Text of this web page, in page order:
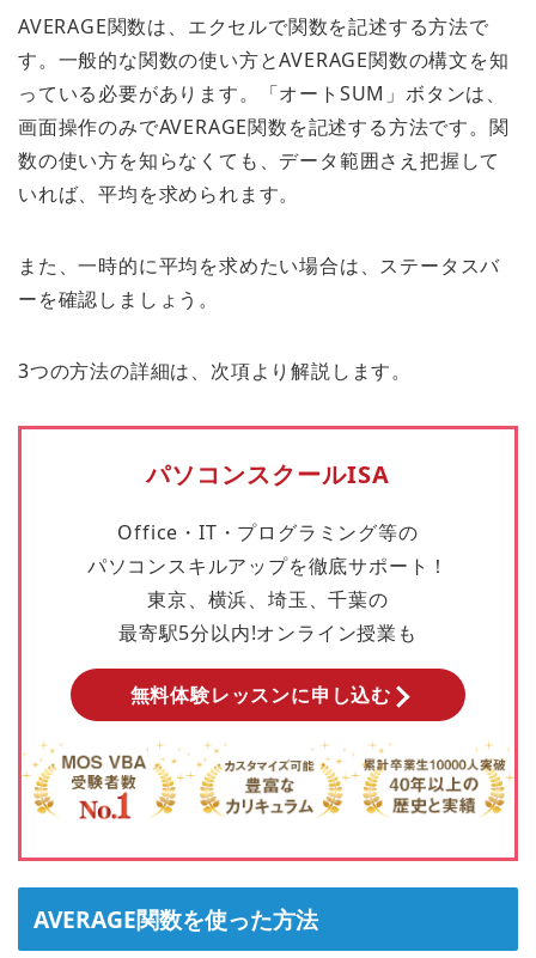
AVERAGE関数は、エクセルで関数を記述する方法で
す。一般的な関数の使い方とAVERAGE関数の構文を知
っている必要があります。「オートSUM」ボタンは、
画面操作のみでAVERAGE関数を記述する方法です。関
数の使い方を知らなくても、データ範囲さえ把握して
いれば、平均を求められます。
また、一時的に平均を求めたい場合は、ステータスバ
ーを確認しましょう。
3つの方法の詳細は、次項より解説します。
パソコンスクールISA
Office・IT・プログラミング等の
パソコンスキルアップを徹底サポート！
東京、横浜、埼玉、千葉の
最寄駅5分以内!オンライン授業も
無料体験レッスンに申し込む
AVERAGE関数を使った方法